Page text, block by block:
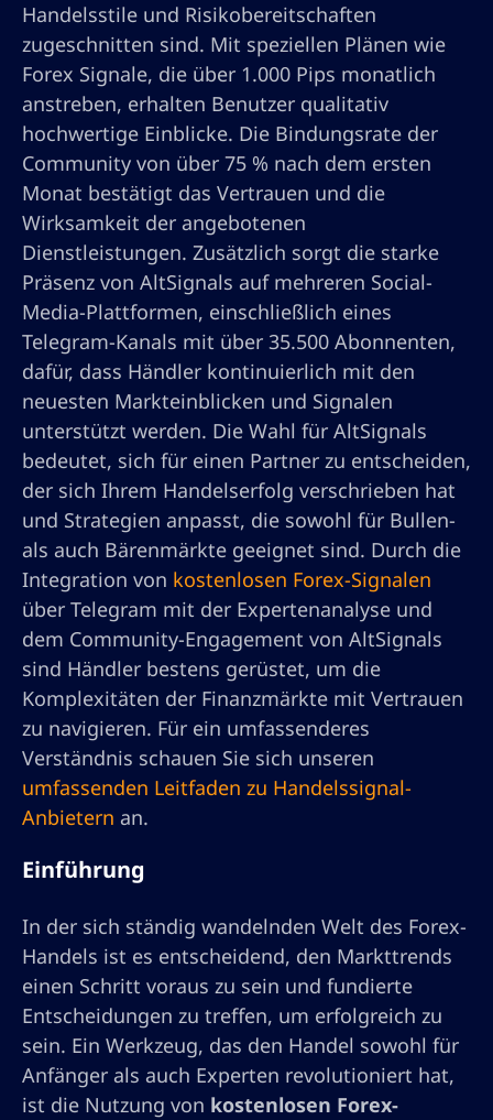
Handelsstile und Risikobereitschaften
zugeschnitten sind. Mit speziellen Plänen wie
Forex Signale, die über 1.000 Pips monatlich
anstreben, erhalten Benutzer qualitativ
hochwertige Einblicke. Die Bindungsrate der
Community von über 75 % nach dem ersten
Monat bestätigt das Vertrauen und die
Wirksamkeit der angebotenen
Dienstleistungen. Zusätzlich sorgt die starke
Präsenz von AltSignals auf mehreren Social-
Media-Plattformen, einschließlich eines
Telegram-Kanals mit über 35.500 Abonnenten,
dafür, dass Händler kontinuierlich mit den
neuesten Markteinblicken und Signalen
unterstützt werden. Die Wahl für AltSignals
bedeutet, sich für einen Partner zu entscheiden,
der sich Ihrem Handelserfolg verschrieben hat
und Strategien anpasst, die sowohl für Bullen-
als auch Bärenmärkte geeignet sind. Durch die
Integration von kostenlosen Forex-Signalen
über Telegram mit der Expertenanalyse und
dem Community-Engagement von AltSignals
sind Händler bestens gerüstet, um die
Komplexitäten der Finanzmärkte mit Vertrauen
zu navigieren. Für ein umfassenderes
Verständnis schauen Sie sich unseren
umfassenden Leitfaden zu Handelssignal-
Anbietern an.
Einführung
In der sich ständig wandelnden Welt des Forex-
Handels ist es entscheidend, den Markttrends
einen Schritt voraus zu sein und fundierte
Entscheidungen zu treffen, um erfolgreich zu
sein. Ein Werkzeug, das den Handel sowohl für
Anfänger als auch Experten revolutioniert hat,
ist die Nutzung von kostenlosen Forex-